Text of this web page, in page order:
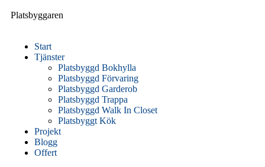
Platsbyggaren
Start
Tjänster
Platsbyggd Bokhylla
Platsbyggd Förvaring
Platsbyggd Garderob
Platsbyggd Trappa
Platsbyggd Walk In Closet
Platsbyggt Kök
Projekt
Blogg
Offert